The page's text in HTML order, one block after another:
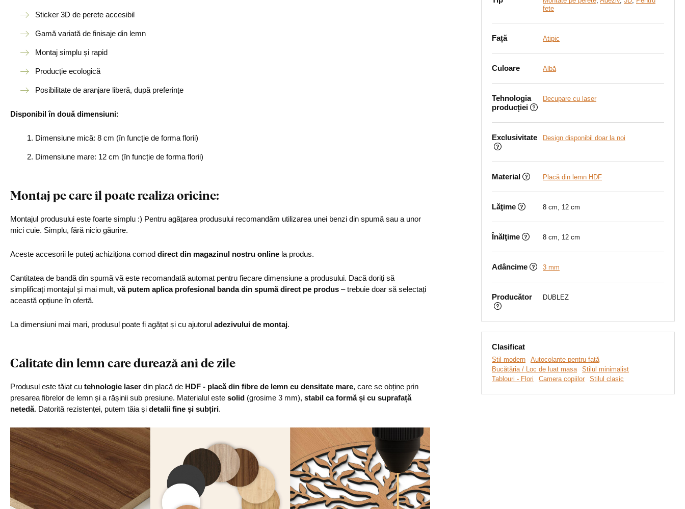
Sticker 3D de perete accesibil
Gamă variată de finisaje din lemn
Montaj simplu și rapid
Producție ecologică
Posibilitate de aranjare liberă, după preferințe
Disponibil în două dimensiuni:
Dimensiune mică: 8 cm (în funcție de forma florii)
Dimensiune mare: 12 cm (în funcție de forma florii)
Montaj pe care îl poate realiza oricine:
Montajul produsului este foarte simplu :) Pentru agățarea produsului recomandăm utilizarea unei benzi din spumă sau a unor
mici cuie. Simplu, fără nicio găurire.
Aceste accesorii le puteți achiziționa comod direct din magazinul nostru online la produs.
Cantitatea de bandă din spumă vă este recomandată automat pentru fiecare dimensiune a produsului. Dacă doriți să
simplificați montajul și mai mult, vă putem aplica profesional banda din spumă direct pe produs – trebuie doar să selectați
această opțiune în ofertă.
La dimensiuni mai mari, produsul poate fi agățat și cu ajutorul adezivului de montaj.
Calitate din lemn care durează ani de zile
Produsul este tăiat cu tehnologie laser din placă de HDF - placă din fibre de lemn cu densitate mare, care se obține prin
presarea fibrelor de lemn și a rășinii sub presiune. Materialul este solid (grosime 3 mm), stabil ca formă și cu suprafață
netedă. Datorită rezistenței, putem tăia și detalii fine și subțiri.
fete
Față Atipic
Culoare Albă
Tehnologia
producției
Decupare cu laser
Exclusivitate Design disponibil doar la noi
Material Placă din lemn HDF
Lăţime 8 cm, 12 cm
Înălţime 8 cm, 12 cm
Adâncime 3 mm
Producător DUBLEZ
Clasificat
Stil modern
Autocolante pentru fată
Bucătăria / Loc de luat masa
Stilul minimalist
Tablouri - Flori
Camera copiilor Stilul clasic